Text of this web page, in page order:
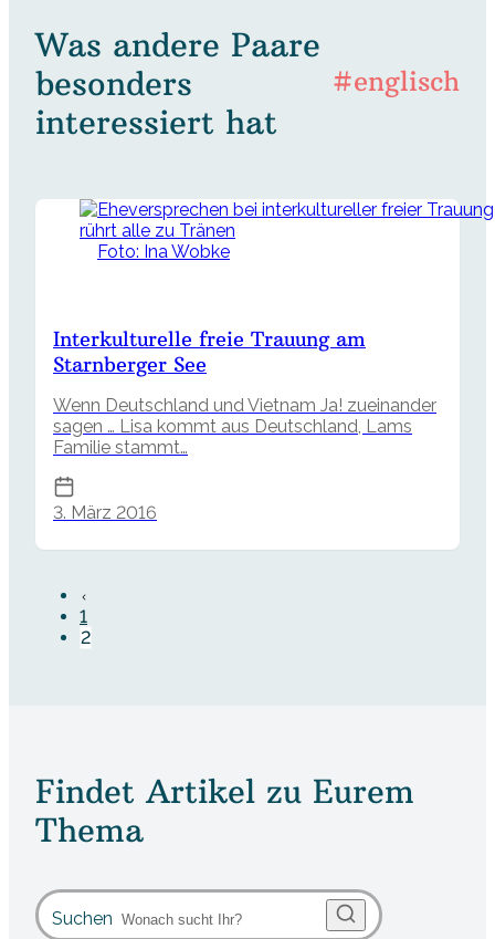
Was andere Paare
besonders
interessiert hat
#englisch
Foto: Ina Wobke
Interkulturelle freie Trauung am
Starnberger See
Wenn Deutschland und Vietnam Ja! zueinander
sagen … Lisa kommt aus Deutschland, Lams
Familie stammt…
3. März 2016
1
2
Findet Artikel zu Eurem
Thema
Suchen